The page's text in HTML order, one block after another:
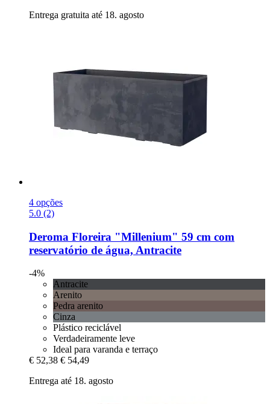
Entrega gratuita até 18. agosto
4 opções
5.0 (2)
Deroma Floreira "Millenium" 59 cm com
reservatório de água, Antracite
-4%
Antracite
Arenito
Pedra arenito
Cinza
Plástico reciclável
Verdadeiramente leve
Ideal para varanda e terraço
€ 52,38 € 54,49
Entrega até 18. agosto